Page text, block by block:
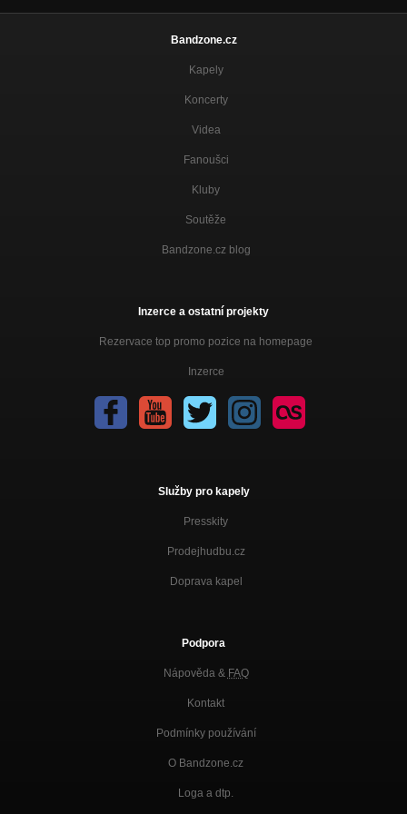
Bandzone.cz
Kapely
Koncerty
Videa
Fanoušci
Kluby
Soutěže
Bandzone.cz blog
Inzerce a ostatní projekty
Rezervace top promo pozice na homepage
Inzerce
Služby pro kapely
Presskity
Prodejhudbu.cz
Doprava kapel
Podpora
Nápověda & FAQ
Kontakt
Podmínky používání
O Bandzone.cz
Loga a dtp.